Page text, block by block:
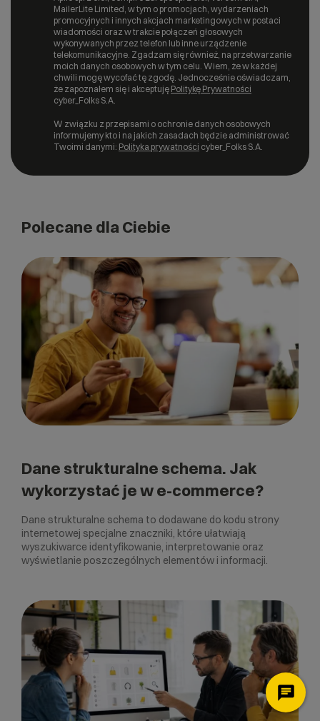
MailerLite Limited, w tym o promocjach, wydarzeniach
promocyjnych i innych akcjach marketingowych w postaci
wiadomości oraz w trakcie połączeń głosowych
wykonywanych przez telefon lub inne urządzenie
telekomunikacyjne. Zgadzam się również, na przetwarzanie
moich danych osobowych w tym celu. Wiem, że w każdej
chwili mogę wycofać tę zgodę. Jednocześnie oświadczam,
że zapoznałem się i akceptuję Politykę Prywatności
cyber_Folks S.A.
W związku z przepisami o ochronie danych osobowych
informujemy kto i na jakich zasadach będzie administrować
Twoimi danymi: Polityka prywatności cyber_Folks S.A.
Polecane dla Ciebie
Dane strukturalne schema. Jak
wykorzystać je w e-commerce?
Dane strukturalne schema to dodawane do kodu strony
internetowej specjalne znaczniki, które ułatwiają
wyszukiwarce identyfikowanie, interpretowanie oraz
wyświetlanie poszczególnych elementów i informacji.